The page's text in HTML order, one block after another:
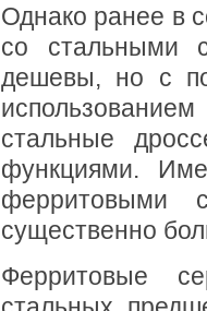
Однако ранее в
со стальными
дешевы, но с
стальные
функциями.
ферритовыми
существенно
Ферритовые